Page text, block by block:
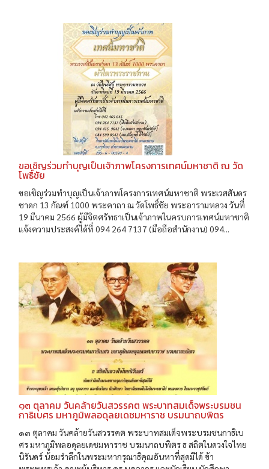
ขอเชิญร่วมทำบุญเป็นเจ้าภาพโครงการเทศน์มหาชาติ ณ วัด
โพธิ์ชัย
ขอเชิญร่วมทำบุญเป็นเจ้าภาพโครงการเทศน์มหาชาติ พระเวสสันดร
ชาดก 13 กัณฑ์ 1000 พระคาถา ณ วัดโพธิ์ชัย พระอารามหลวง วันที่
19 มีนาคม 2566 ผู้มีจิตศรัทธาเป็นเจ้าภาพในครบการเทศน์มหาชาติ
แจ้งความประสงค์ได้ที่ 094 264 7137 (มือถือสำนักงาน) 094...
๑๓ ตุลาคม วันคล้ายวันสวรรคต พระบาทสมเด็จพระบรมชน
กาธิเบศร มหาภูมิพลอดุลยเดชมหาราช บรมนาถบพิตร
๑๓ ตุลาคม วันคล้ายวันสวรรคต พระบาทสมเด็จพระบรมชนกาธิเบ
ศร มหาภูมิพลอดุลยเดชมหาราช บรมนาถบพิตร ธ สถิตในดวงใจไทย
นิรันดร์ น้อมรำลึกในพระมหากรุณาธิคุณอันหาที่สุดมิได้ ข้า